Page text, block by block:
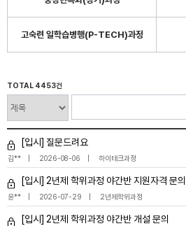
고숙련 일학습병행(P-TECH)과정
TOTAL 4453건
[입시] 질문드려요
김** 2026-08-06 하이테크과정
[입시] 2년제 학위과정 야간반 지원자격 문
윤** 2026-07-29 2년제학위과정
[입시] 2년제 학위과정 야간반 개설 문의